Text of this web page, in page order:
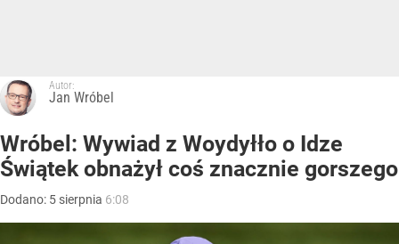
Autor:
Jan Wróbel
Wróbel: Wywiad z Woydyłło o Idze
Świątek obnażył coś znacznie gorszego
Dodano: 5 sierpnia 6:08